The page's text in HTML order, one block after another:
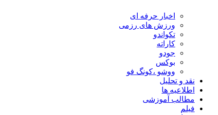
اخبار حرفه ای
ورزش های رزمی
تکواندو
کاراته
جودو
بوکس
ووشو ،کونگ فو
نقد و تحلیل
اطلاعیه ها
مطالب آموزشی
فیلم